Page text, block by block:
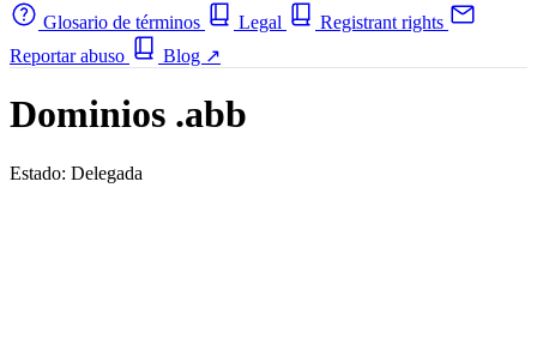
Glosario de términos
Legal
Registrant rights
Reportar abuso
Blog ↗
Dominios .abb
Estado: Delegada